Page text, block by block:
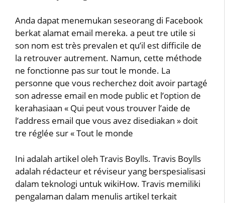
Anda dapat menemukan seseorang di Facebook
berkat alamat email mereka. a peut tre utile si
son nom est très prevalen et qu’il est difficile de
la retrouver autrement. Namun, cette méthode
ne fonctionne pas sur tout le monde. La
personne que vous recherchez doit avoir partagé
son adresse email en mode public et l’option de
kerahasiaan « Qui peut vous trouver l’aide de
l’address email que vous avez disediakan » doit
tre réglée sur « Tout le monde
Ini adalah artikel oleh Travis Boylls. Travis Boylls
adalah rédacteur et réviseur yang berspesialisasi
dalam teknologi untuk wikiHow. Travis memiliki
pengalaman dalam menulis artikel terkait